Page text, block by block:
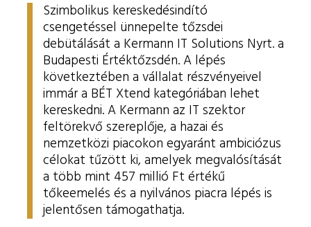
Szimbolikus kereskedésindító
csengetéssel ünnepelte tőzsdei
debütálását a Kermann IT Solutions Nyrt. a
Budapesti Értéktőzsdén. A lépés
következtében a vállalat részvényeivel
immár a BÉT Xtend kategóriában lehet
kereskedni. A Kermann az IT szektor
feltörekvő szereplője, a hazai és
nemzetközi piacokon egyaránt ambiciózus
célokat tűzött ki, amelyek megvalósítását
a több mint 457 millió Ft értékű
tőkeemelés és a nyilvános piacra lépés is
jelentősen támogathatja.